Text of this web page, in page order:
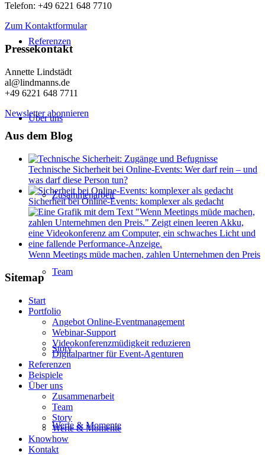
Referenzen
Über uns
Zusammenarbeit
Team
Story
Werte & Momente
Telefon: +49 6221 648 7710
Zum Kontaktformular
Pressekontakt
Annette Lindstädt
al@lindmanns.de
+49 6221 648 7711
Newsletter abonnieren
Aus dem Blog
Technische Sicherheit bei Online-Events: Wer darf rein – und
was darf diese Person tun?
Sicherheit bei Online-Events: komplexer als gedacht
Wenn Meetings müde machen, zahlen Unternehmen den Preis
Sitemap
Start
Portfolio
Angebot Online-Eventmanagement
Webinar-Support
Videokonferenzmüdigkeit reduzieren
Digitalpartner für Event-Agenturen
Referenzen
Beispiele
Über uns
Zusammenarbeit
Team
Story
Werte & Momente
Knowhow
Kontakt